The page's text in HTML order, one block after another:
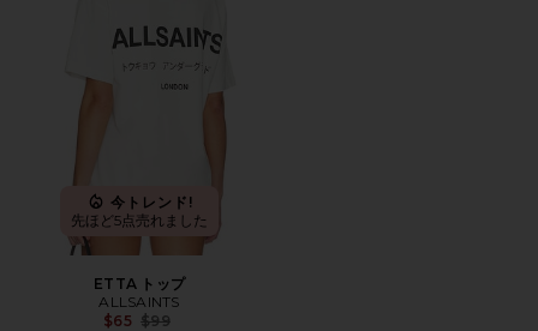
今トレンド!
先ほど5点売れました
ETTA トップ
ALLSAINTS
$65 Previous price:
$99